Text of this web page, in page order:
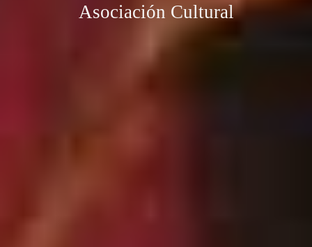
Asociación Cultural